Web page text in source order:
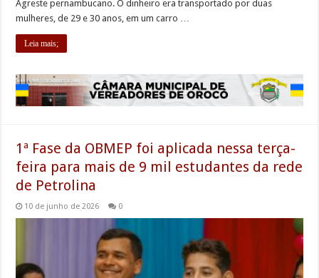
Agreste pernambucano. O dinheiro era transportado por duas
mulheres, de 29 e 30 anos, em um carro …
Leia mais;
1ª Fase da OBMEP foi aplicada nessa terça-
feira para mais de 9 mil estudantes da rede
de Petrolina
10 de junho de 2026 0